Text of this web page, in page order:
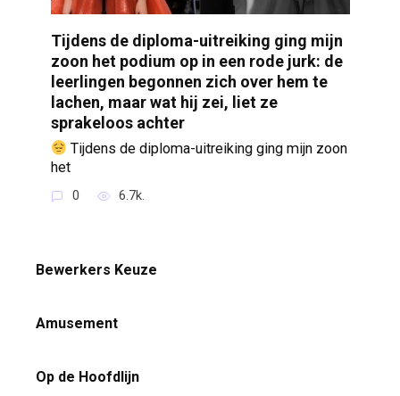
Tijdens de diploma-uitreiking ging mijn
zoon het podium op in een rode jurk: de
leerlingen begonnen zich over hem te
lachen, maar wat hij zei, liet ze
sprakeloos achter
Tijdens de diploma-uitreiking ging mijn zoon
het
0 6.7k.
Bewerkers Keuze
Amusement
Op de Hoofdlijn